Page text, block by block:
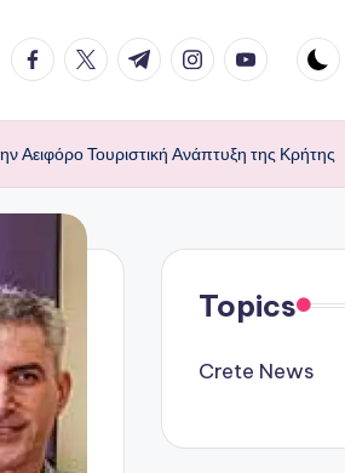
facebook.com
twitter.com
t.me instagram.com
youtube.com
Αειφόρο Τουριστική Ανάπτυξη της Κρήτης
Topics
Crete News